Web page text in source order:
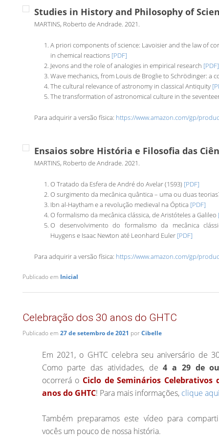
Studies in History and Philosophy of
MARTINS, Roberto de Andrade. 2021.
A priori components of science: Lavoisier and the law of
in chemical reactions [PDF]
Jevons and the role of analogies in empirical research [PDF]
Wave mechanics, from Louis de Broglie to Schrödinger: a
The cultural relevance of astronomy in classical Antiquity
The transformation of astronomical culture in the
Para adquirir a versão física: https://www.amazon.com/gp/
Ensaios sobre História e Filosofia das
MARTINS, Roberto de Andrade. 2021.
O Tratado da Esfera de André do Avelar (1593) [PDF]
O surgimento da mecânica quântica – uma ou duas
Ibn al-Haytham e a revolução medieval na Óptica [PDF]
O formalismo da mecânica clássica, de Aristóteles a Galileo
O desenvolvimento do formalismo da mecânica
Huygens e Isaac Newton até Leonhard Euler [PDF]
Para adquirir a versão física: https://www.amazon.com/gp/
Publicado em Inicial
Celebração dos 30 anos do GHTC
Publicado em 27 de setembro de 2021 porCibelle
Em 2021, o GHTC celebra seu aniversário de
Como parte das atividades, de4 a 29 de
ocorrerá o Ciclo de Seminários Celebrativos
anos do GHTC! Para mais informações, clique
Também preparamos este vídeo para
vocês um pouco de nossa história.